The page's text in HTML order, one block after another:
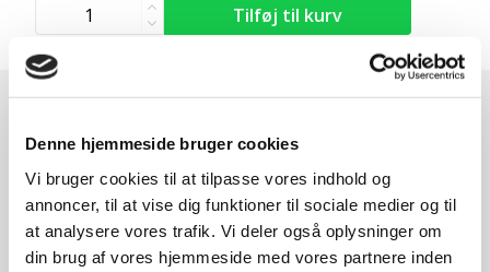
Denne hjemmeside bruger cookies
Vi bruger cookies til at tilpasse vores indhold og
annoncer, til at vise dig funktioner til sociale medier og til
at analysere vores trafik. Vi deler også oplysninger om
din brug af vores hjemmeside med vores partnere inden
Andre kunder købte også